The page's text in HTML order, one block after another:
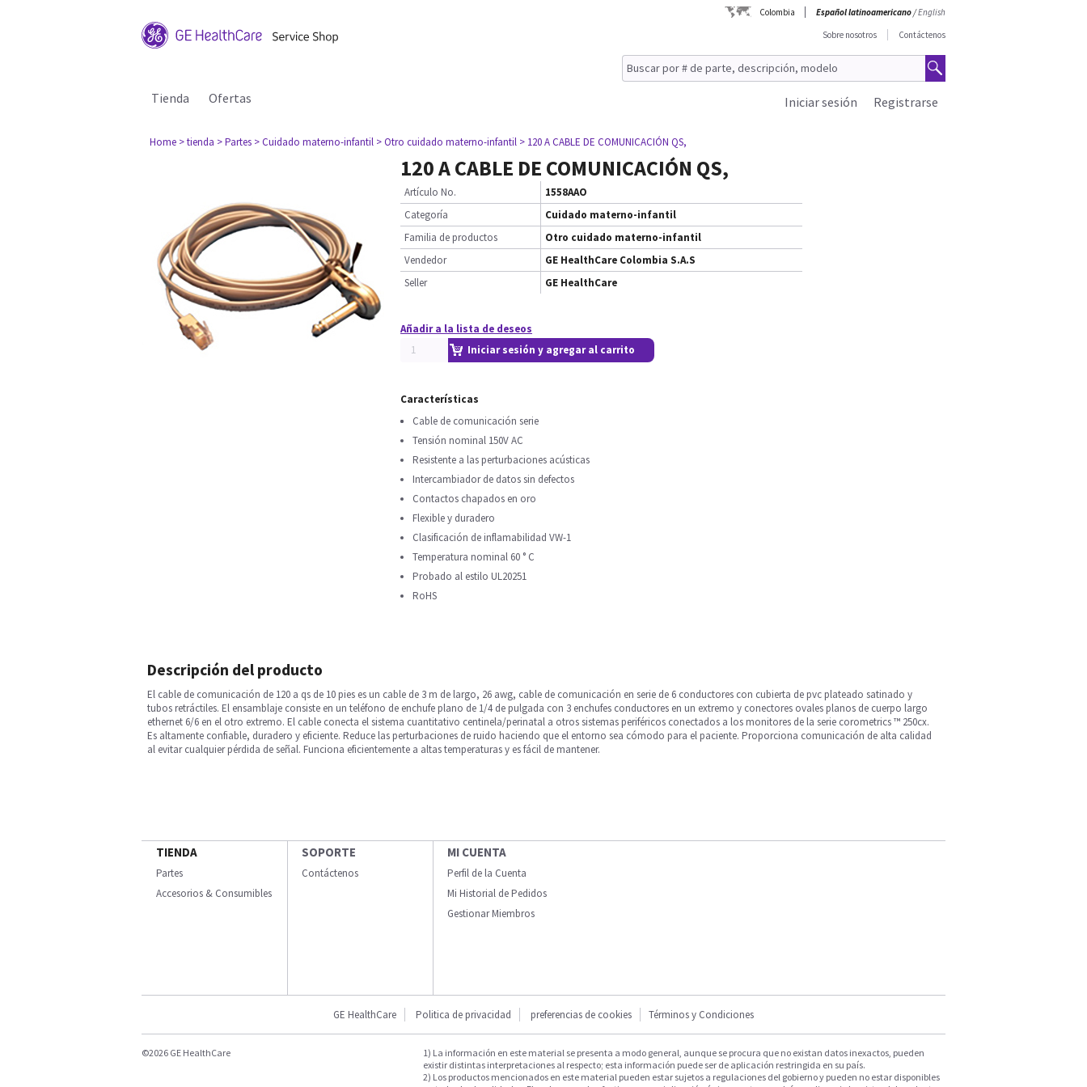
Colombia Español latinoamericano/English
Sobre nosotros
Contáctenos
Tienda Ofertas Registrarse
Iniciar sesión
Home > tienda > Partes > Cuidado materno-infantil > Otro cuidado materno-infantil > 120 A CABLE DE COMUNICACIÓN QS,
120 A CABLE DE COMUNICACIÓN QS,
Artículo No.
1558AAO
Categoría
Cuidado materno-infantil
Familia de productos
Otro cuidado materno-infantil
Vendedor
GE HealthCare Colombia S.A.S
Seller
GE HealthCare
Añadir a la lista de deseos
Iniciar sesión y agregar al carrito
Características
Cable de comunicación serie
Tensión nominal 150V AC
Resistente a las perturbaciones acústicas
Intercambiador de datos sin defectos
Contactos chapados en oro
Flexible y duradero
Clasificación de inflamabilidad VW-1
Temperatura nominal 60 ° C
Probado al estilo UL20251
RoHS
Descripción del producto
El cable de comunicación de 120 a qs de 10 pies es un cable de 3 m de largo, 26 awg, cable de comunicación en serie de 6 conductores con cubierta de pvc plateado satinado y
tubos retráctiles. El ensamblaje consiste en un teléfono de enchufe plano de 1/4 de pulgada con 3 enchufes conductores en un extremo y conectores ovales planos de cuerpo largo
ethernet 6/6 en el otro extremo. El cable conecta el sistema cuantitativo centinela/perinatal a otros sistemas periféricos conectados a los monitores de la serie corometrics ™ 250cx.
Es altamente confiable, duradero y eficiente. Reduce las perturbaciones de ruido haciendo que el entorno sea cómodo para el paciente. Proporciona comunicación de alta calidad
al evitar cualquier pérdida de señal. Funciona eficientemente a altas temperaturas y es fácil de mantener.
TIENDA
Partes
Accesorios & Consumibles
SOPORTE
Contáctenos
MI CUENTA
Perfil de la Cuenta
Mi Historial de Pedidos
Gestionar Miembros
GE HealthCare Politica de privacidad preferencias de cookies Términos y Condiciones
©2026 GE HealthCare
1) La información en este material se presenta a modo general, aunque se procura que no existan datos inexactos, pueden
existir distintas interpretaciones al respecto; esta información puede ser de aplicación restringida en su país.
2) Los productos mencionados en este material pueden estar sujetos a regulaciones del gobierno y pueden no estar disponibles